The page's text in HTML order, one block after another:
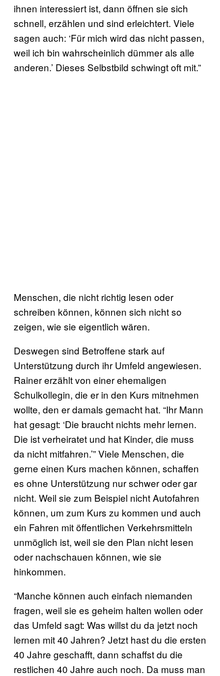
ihnen interessiert ist, dann öffnen sie sich
schnell, erzählen und sind erleichtert. Viele
sagen auch: ‘Für mich wird das nicht passen,
weil ich bin wahrscheinlich dümmer als alle
anderen.’ Dieses Selbstbild schwingt oft mit.”
Menschen, die nicht richtig lesen oder
schreiben können, können sich nicht so
zeigen, wie sie eigentlich wären.
Deswegen sind Betroffene stark auf
Unterstützung durch ihr Umfeld angewiesen.
Rainer erzählt von einer ehemaligen
Schulkollegin, die er in den Kurs mitnehmen
wollte, den er damals gemacht hat. “Ihr Mann
hat gesagt: ‘Die braucht nichts mehr lernen.
Die ist verheiratet und hat Kinder, die muss
da nicht mitfahren.’” Viele Menschen, die
gerne einen Kurs machen können, schaffen
es ohne Unterstützung nur schwer oder gar
nicht. Weil sie zum Beispiel nicht Autofahren
können, um zum Kurs zu kommen und auch
ein Fahren mit öffentlichen Verkehrsmitteln
unmöglich ist, weil sie den Plan nicht lesen
oder nachschauen können, wie sie
hinkommen.
“Manche können auch einfach niemanden
fragen, weil sie es geheim halten wollen oder
das Umfeld sagt: Was willst du da jetzt noch
lernen mit 40 Jahren? Jetzt hast du die ersten
40 Jahre geschafft, dann schaffst du die
restlichen 40 Jahre auch noch. Da muss man